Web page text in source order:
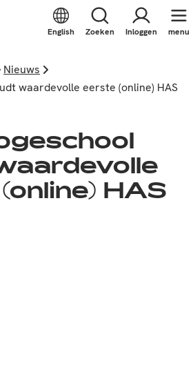
English Zoeken Inloggen menu
Nieuws
waardevolle eerste (online) HAS
HAS